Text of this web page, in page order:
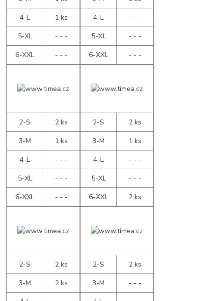
4-L
1 ks
5-XL
- - -
6-XXL
- - -
4-L
- - -
5-XL
- - -
6-XXL
- - -
2-S
2 ks
3-M
1 ks
4-L
- - -
5-XL
- - -
6-XXL
- - -
2-S
2 ks
3-M
1 ks
4-L
- - -
5-XL
- - -
6-XXL
2 ks
2-S
2 ks
3-M
2 ks
2-S
2 ks
3-M
- - -